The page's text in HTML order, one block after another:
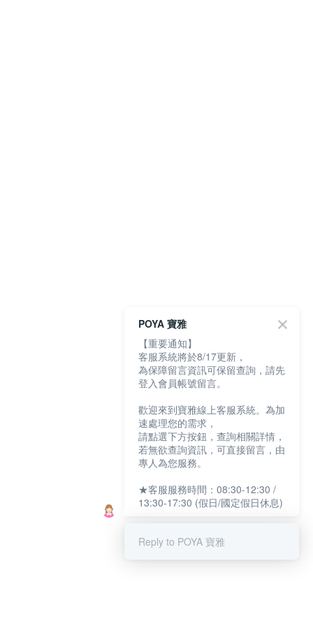
POYA 寶雅
【重要通知】
客服系統將於8/17更新，
為保障留言資訊可保留查詢，請先
登入會員帳號留言。
歡迎來到寶雅線上客服系統。為加
速處理您的需求，
請點選下方按鈕，查詢相關詳情，
若無欲查詢資訊，可直接留言，由
專人為您服務。
★客服服務時間：08:30-12:30 /
13:30-17:30 (假日/國定假日休息)
Reply to POYA 寶雅